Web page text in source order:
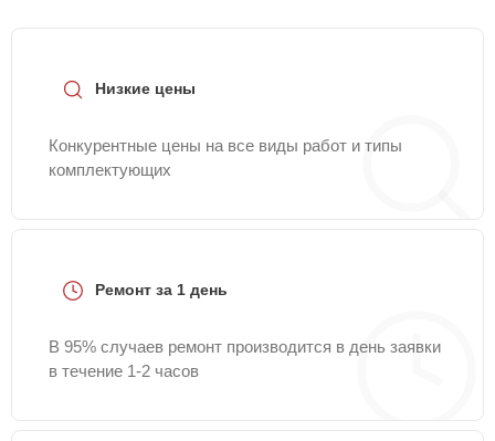
Низкие цены
Конкурентные цены на все виды работ и типы
комплектующих
Ремонт за 1 день
В 95% случаев ремонт производится в день заявки
в течение 1-2 часов